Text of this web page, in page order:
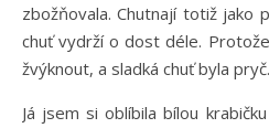
zbožňovala. Chutnají totiž jako
chuť vydrží o dost déle.
žvýknout, a sladká chuť byla pryč.
Já jsem si oblíbila bílou